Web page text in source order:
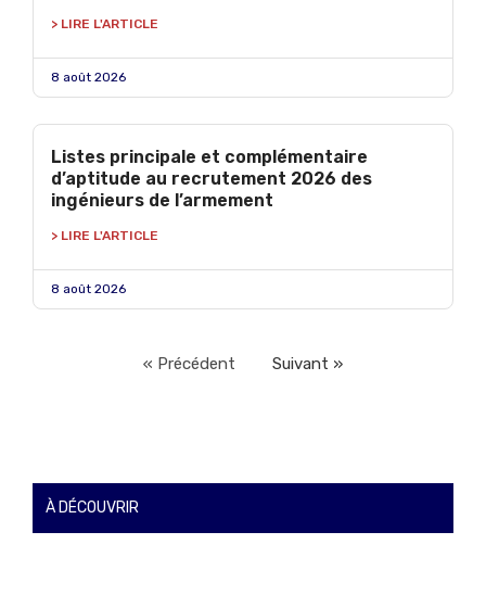
> LIRE L'ARTICLE
8 août 2026
Listes principale et complémentaire
d’aptitude au recrutement 2026 des
ingénieurs de l’armement
> LIRE L'ARTICLE
8 août 2026
« Précédent Suivant »
À DÉCOUVRIR